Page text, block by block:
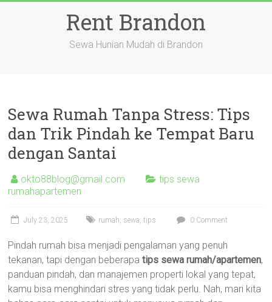
Rent Brandon
Sewa Hunian Mudah di Brandon
Sewa Rumah Tanpa Stress: Tips
dan Trik Pindah ke Tempat Baru
dengan Santai
okto88blog@gmail.com
tips sewa
rumahapartemen
July 23, 2025 rumah, sewa,tips 0 Comment
Pindah rumah bisa menjadi pengalaman yang penuh
tekanan, tapi dengan beberapatips sewa rumah/apartemen,
panduan pindah, dan manajemen properti lokal yang tepat,
kamu bisa menghindari stres yang tidak perlu. Nah, mari kita